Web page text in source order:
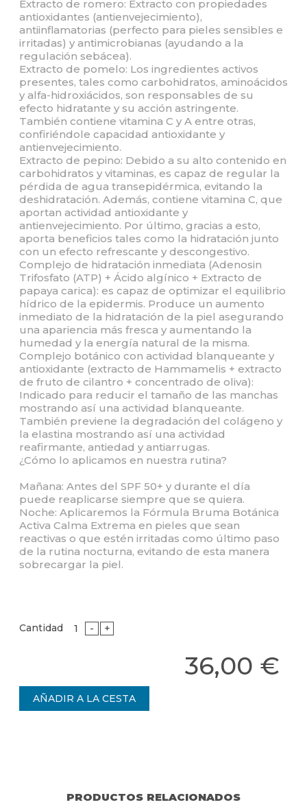
Extracto de romero: Extracto con propiedades
antioxidantes (antienvejecimiento),
antiinflamatorias (perfecto para pieles sensibles e
irritadas) y antimicrobianas (ayudando a la
regulación sebácea).
Extracto de pomelo: Los ingredientes activos
presentes, tales como carbohidratos, aminoácidos
y alfa-hidroxiácidos, son responsables de su
efecto hidratante y su acción astringente.
También contiene vitamina C y A entre otras,
confiriéndole capacidad antioxidante y
antienvejecimiento.
Extracto de pepino: Debido a su alto contenido en
carbohidratos y vitaminas, es capaz de regular la
pérdida de agua transepidérmica, evitando la
deshidratación. Además, contiene vitamina C, que
aportan actividad antioxidante y
antienvejecimiento. Por último, gracias a esto,
aporta beneficios tales como la hidratación junto
con un efecto refrescante y descongestivo.
Complejo de hidratación inmediata (Adenosin
Trifosfato (ATP) + Ácido algínico + Extracto de
papaya carica): es capaz de optimizar el equilibrio
hídrico de la epidermis. Produce un aumento
inmediato de la hidratación de la piel asegurando
una apariencia más fresca y aumentando la
humedad y la energía natural de la misma.
Complejo botánico con actividad blanqueante y
antioxidante (extracto de Hammamelis + extracto
de fruto de cilantro + concentrado de oliva):
Indicado para reducir el tamaño de las manchas
mostrando así una actividad blanqueante.
También previene la degradación del colágeno y
la elastina mostrando así una actividad
reafirmante, antiedad y antiarrugas.
¿Cómo lo aplicamos en nuestra rutina?
Mañana: Antes del SPF 50+ y durante el día
puede reaplicarse siempre que se quiera.
Noche: Aplicaremos la Fórmula Bruma Botánica
Activa Calma Extrema en pieles que sean
reactivas o que estén irritadas como último paso
de la rutina nocturna, evitando de esta manera
sobrecargar la piel.
Cantidad - +
36,00 €
PRODUCTOS RELACIONADOS